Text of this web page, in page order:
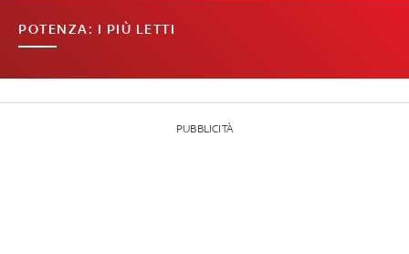
POTENZA: I PIÙ LETTI
PUBBLICITÀ